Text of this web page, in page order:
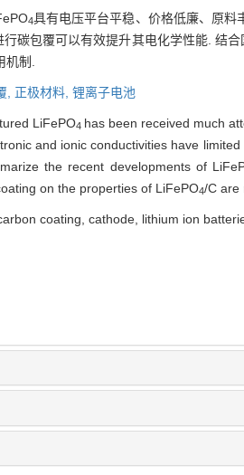
4具有电压平台平稳、价格低廉、原料
行碳包覆可以有效提升其电化学性能. 结
制.
, 正极材料, 锂离子电池
LiFePO4 has been received much
and ionic conductivities have
the recent developments of
on the properties of LiFePO4/C are
carbon coating, cathode, lithium ion